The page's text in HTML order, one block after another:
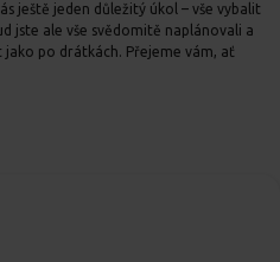
ještě jeden důležitý úkol – vše vybalit
jste ale vše svědomitě naplánovali a
po drátkách. Přejeme vám, ať